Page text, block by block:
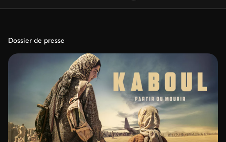
Dossier de presse